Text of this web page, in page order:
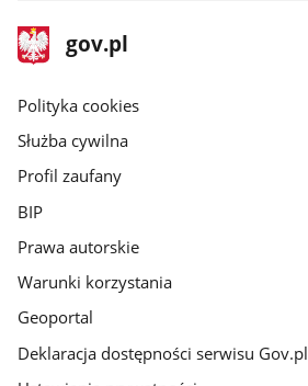
stopka
gov.pl
Strona
gov.pl
gov.pl
Polityka cookies
Służba cywilna
Profil zaufany
BIP
Prawa autorskie
Warunki korzystania
Geoportal
Deklaracja dostępności serwisu Gov.pl